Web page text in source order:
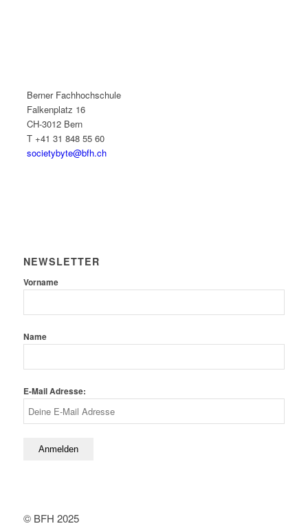
Berner Fachhochschule
Falkenplatz 16
CH-3012 Bern
T +41 31 848 55 60
societybyte@bfh.ch
NEWSLETTER
Vorname
Name
E-Mail Adresse:
© BFH 2025